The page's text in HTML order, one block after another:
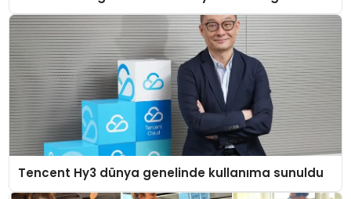
Tencent Hy3 dünya genelinde kullanıma sunuldu